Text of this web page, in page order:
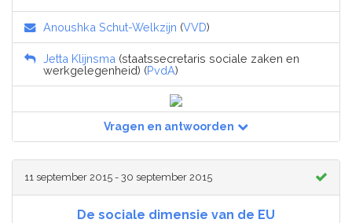
Anoushka Schut-Welkzijn (VVD)
Jetta Klijnsma (staatssecretaris sociale zaken en
werkgelegenheid) (PvdA)
Vragen en antwoorden
11 september 2015 - 30 september 2015
De sociale dimensie van de EU